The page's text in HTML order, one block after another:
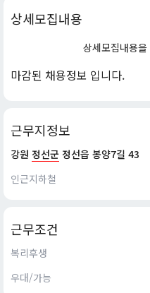
상세모집내용
상세모집내용을
마감된 채용정보 입니다.
근무지정보
강원 정선군 정선읍 봉양7길 43
인근지하철
근무조건
복리후생
우대/가능